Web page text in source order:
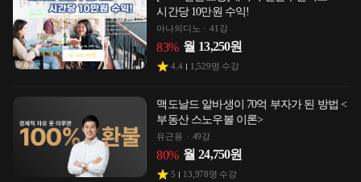
시간당 10만원 수익!
아나의디노 41강
83% 월 13,250원
4.4 1,529명 수강
맥도날드 알바생이 70억 부자가 된 방법 <
부동산 스노우볼 이론>
유근용 49강
80% 월 24,750원
5 13,978명 수강